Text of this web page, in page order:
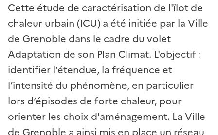
Cette étude de caractérisation de l'îlot de
chaleur urbain (ICU) a été initiée par la Ville
de Grenoble dans le cadre du volet
Adaptation de son Plan Climat. L'objectif :
identifier l’étendue, la fréquence et
l’intensité du phénomène, en particulier
lors d’épisodes de forte chaleur, pour
orienter les choix d'aménagement. La Ville